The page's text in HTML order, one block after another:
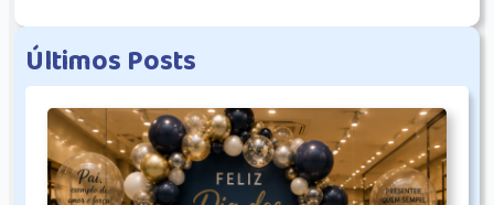
ÚltimosPosts